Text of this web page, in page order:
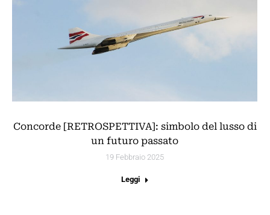
Concorde [RETROSPETTIVA]: simbolo del lusso di
un futuro passato
19 Febbraio 2025
Leggi